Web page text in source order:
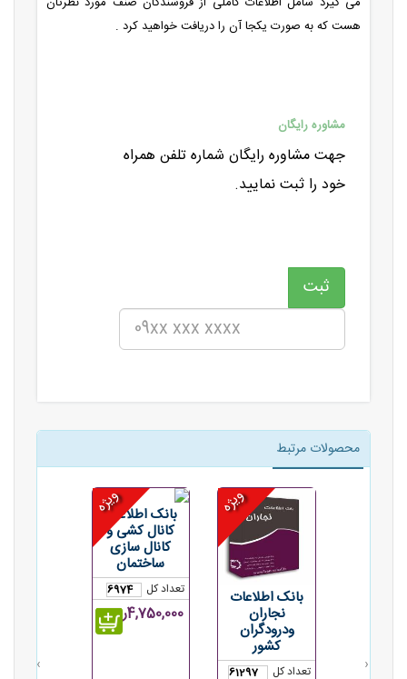
هست که به صورت یکجا آن را دریافت خواهید کرد .
مشاوره رایگان
جهت مشاوره رایگان شماره تلفن همراه
خود را ثبت نمایید.
محصولات مرتبط
ویژه
بانک اطلاعات
نجاران
ودرودگران
کشور
تعداد کل 61297
ویژه
بانک اطلاعات
کانال کشی و
کانال سازی
ساختمان
تعداد کل 6974
4,750,000ریال
‹
›